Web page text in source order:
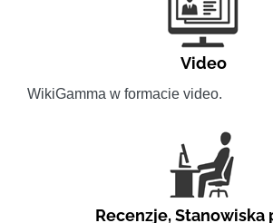
Video
WikiGamma w formacie video.
Recenzje,Stanowiska